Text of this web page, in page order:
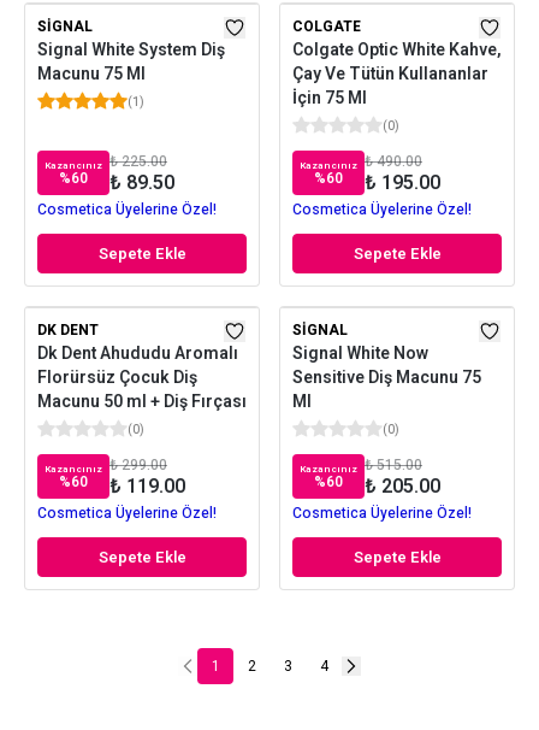
SIGNAL
Signal White System Diş
Macunu 75 Ml
(1)
Kazancınız
%60
₺ 225.00
₺ 89.50
Cosmetica Üyelerine Özel!
Sepete Ekle
COLGATE
Colgate Optic White Kahve,
Çay Ve Tütün Kullananlar
İçin 75 Ml
(0)
Kazancınız
%60
₺ 490.00
₺ 195.00
Cosmetica Üyelerine Özel!
Sepete Ekle
DK DENT
Dk Dent Ahududu Aromalı
Florürsüz Çocuk Diş
Macunu 50 ml + Diş Fırçası
(0)
Kazancınız
%60
₺ 299.00
₺ 119.00
Cosmetica Üyelerine Özel!
Sepete Ekle
SIGNAL
Signal White Now
Sensitive Diş Macunu 75
Ml
(0)
Kazancınız
%60
₺ 515.00
₺ 205.00
Cosmetica Üyelerine Özel!
Sepete Ekle
1 2 3 4